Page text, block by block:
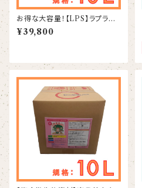
お得な大容量！【LPS】ラプラス
10L
¥39,800